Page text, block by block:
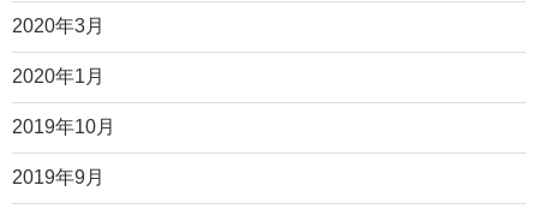
2020年3月
2020年1月
2019年10月
2019年9月